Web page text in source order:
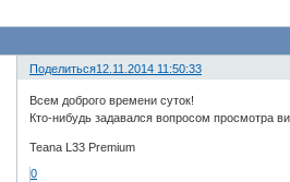
Поделиться12.11.2014 11:50:33
Всем доброго времени суток!
Кто-нибудь задавался вопросом просмотра
Teana L33 Premium
0